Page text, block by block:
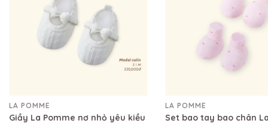
LA POMME
Giầy La Pomme nơ nhỏ yêu kiều
LA POMME